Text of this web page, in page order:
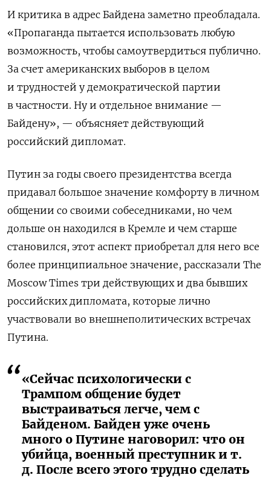
И критика в адрес Байдена заметно преобладала.
«Пропаганда пытается использовать любую
возможность, чтобы самоутвердиться публично.
За счет американских выборов в целом
и трудностей у демократической партии
в частности. Ну и отдельное внимание —
Байдену», — объясняет действующий
российский дипломат.
Путин за годы своего президентства всегда
придавал большое значение комфорту в личном
общении со своими собеседниками, но чем
дольше он находился в Кремле и чем старше
становился, этот аспект приобретал для него все
более принципиальное значение, рассказали The
Moscow Times три действующих и два бывших
российских дипломата, которые лично
участвовали во внешнеполитических встречах
Путина.
«Сейчас психологически с
Трампом общение будет
выстраиваться легче, чем с
Байденом. Байден уже очень
много о Путине наговорил: что он
убийца, военный преступник и т.
д. После всего этого трудно сделать